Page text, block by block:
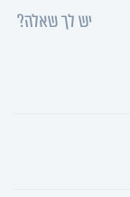
יש לך שאלה?